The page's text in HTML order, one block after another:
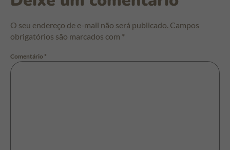
O seu endereço de e-mail não será publicado. Campos
obrigatórios são marcados com *
Comentário *